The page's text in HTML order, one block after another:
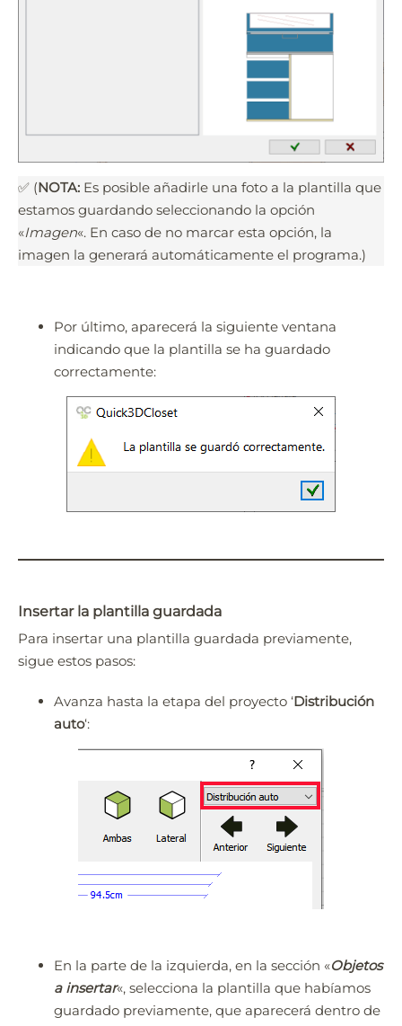
✅ (NOTA: Es posible añadirle una foto a la plantilla que
estamos guardando seleccionando la opción
«Imagen«. En caso de no marcar esta opción, la
imagen la generará automáticamente el programa.)
Por último, aparecerá la siguiente ventana
indicando que la plantilla se ha guardado
correctamente:
Insertar la plantilla guardada
Para insertar una plantilla guardada previamente,
sigue estos pasos:
Avanza hasta la etapa del proyecto ‘Distribución
auto‘:
En la parte de la izquierda, en la sección «Objetos
a insertar«, selecciona la plantilla que habíamos
guardado previamente, que aparecerá dentro de